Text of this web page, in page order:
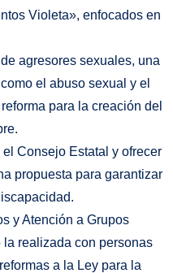
Violeta», enfocados en
agresores sexuales, una
el abuso sexual y el
para la creación del
Consejo Estatal y ofrecer
propuesta para garantizar
y Atención a Grupos
realizada con personas
a la Ley para la